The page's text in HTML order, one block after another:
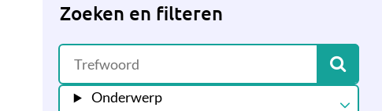
Zoeken en filteren
Onderwerp